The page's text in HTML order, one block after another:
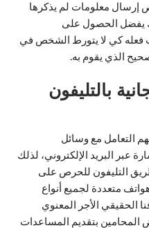
إرسال معلومات لم يذكرها
يفضل الحصول على
فعله كي لا يتورط الشخص في
الذي يقوم به.
بالتليفون
التعامل مع وسائل
عبر البريد الإلكتروني، لذلك
التليفون للحرص على
متعددة لجميع أنواع
الحقيقي الأجر المعنوي
بتقديم المساعدات